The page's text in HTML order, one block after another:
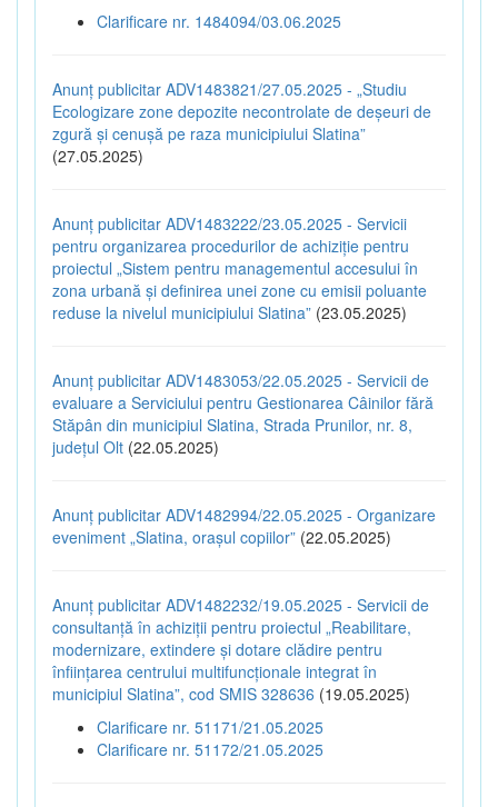
Clarificare nr. 1484094/03.06.2025
Anunț publicitar ADV1483821/27.05.2025 - „Studiu
Ecologizare zone depozite necontrolate de deșeuri de
zgură și cenușă pe raza municipiului Slatina”
(27.05.2025)
Anunț publicitar ADV1483222/23.05.2025 - Servicii
pentru organizarea procedurilor de achiziție pentru
proiectul „Sistem pentru managementul accesului în
zona urbană și definirea unei zone cu emisii poluante
reduse la nivelul municipiului Slatina” (23.05.2025)
Anunț publicitar ADV1483053/22.05.2025 - Servicii de
evaluare a Serviciului pentru Gestionarea Câinilor fără
Stăpân din municipiul Slatina, Strada Prunilor, nr. 8,
județul Olt (22.05.2025)
Anunț publicitar ADV1482994/22.05.2025 - Organizare
eveniment „Slatina, orașul copiilor” (22.05.2025)
Anunț publicitar ADV1482232/19.05.2025 - Servicii de
consultanță în achiziții pentru proiectul „Reabilitare,
modernizare, extindere și dotare clădire pentru
înființarea centrului multifuncționale integrat în
municipiul Slatina”, cod SMIS 328636 (19.05.2025)
Clarificare nr. 51171/21.05.2025
Clarificare nr. 51172/21.05.2025